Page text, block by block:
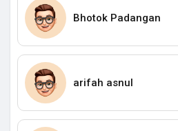
Bhotok Padangan
arifah asnul